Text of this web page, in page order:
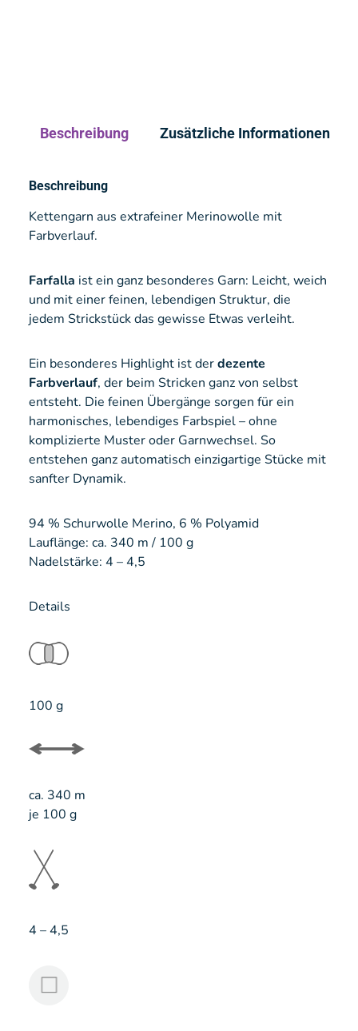
Beschreibung Zusätzliche Informationen
Beschreibung
Kettengarn aus extrafeiner Merinowolle mit
Farbverlauf.
Farfalla ist ein ganz besonderes Garn: Leicht, weich
und mit einer feinen, lebendigen Struktur, die
jedem Strickstück das gewisse Etwas verleiht.
Ein besonderes Highlight ist derdezente
Farbverlauf, der beim Stricken ganz von selbst
entsteht. Die feinen Übergänge sorgen für ein
harmonisches, lebendiges Farbspiel – ohne
komplizierte Muster oder Garnwechsel. So
entstehen ganz automatisch einzigartige Stücke mit
sanfter Dynamik.
94 % Schurwolle Merino, 6 % Polyamid
Lauflänge: ca. 340 m / 100 g
Nadelstärke: 4 – 4,5
Details
100 g
ca. 340 m
je 100 g
4 – 4,5